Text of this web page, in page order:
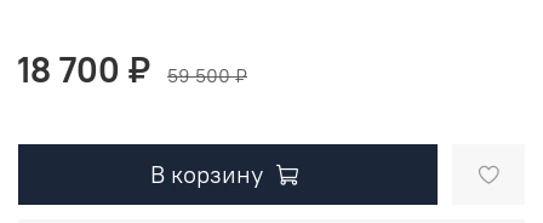
18 700 ₽ 59 500 ₽
В корзину